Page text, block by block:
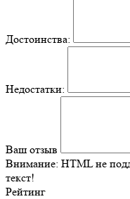
Достоинства:
Недостатки:
Ваш отзыв
Внимание: HTML не
текст!
Рейтинг